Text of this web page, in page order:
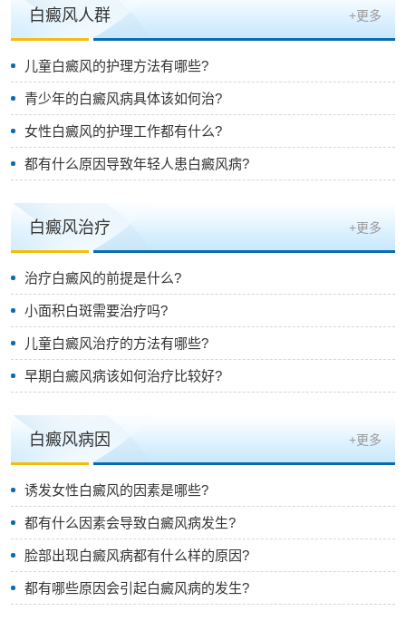
白癜风人群 +更多
儿童白癜风的护理方法有哪些?
青少年的白癜风病具体该如何治?
女性白癜风的护理工作都有什么?
都有什么原因导致年轻人患白癜风病?
白癜风治疗 +更多
治疗白癜风的前提是什么?
小面积白斑需要治疗吗?
儿童白癜风治疗的方法有哪些?
早期白癜风病该如何治疗比较好?
白癜风病因 +更多
诱发女性白癜风的因素是哪些?
都有什么因素会导致白癜风病发生?
脸部出现白癜风病都有什么样的原因?
都有哪些原因会引起白癜风病的发生?